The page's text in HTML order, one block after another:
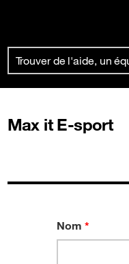
Already customer ?
First visit ?
Max it E-sport
Nom *